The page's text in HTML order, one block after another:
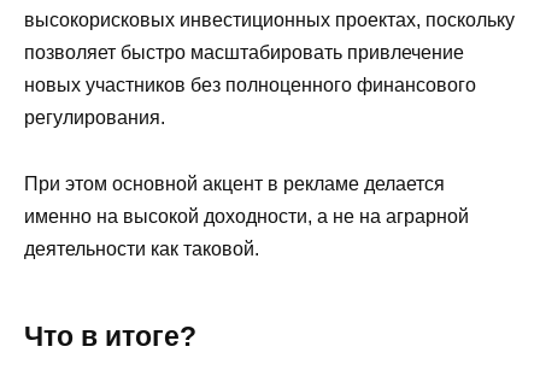
высокорисковых инвестиционных проектах, поскольку
позволяет быстро масштабировать привлечение
новых участников без полноценного финансового
регулирования.
При этом основной акцент в рекламе делается
именно на высокой доходности, а не на аграрной
деятельности как таковой.
Что в итоге?